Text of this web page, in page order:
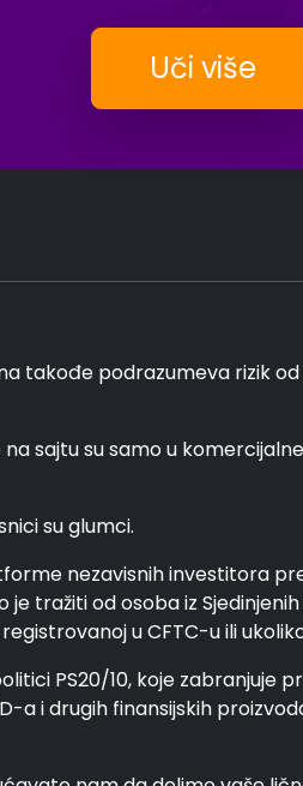
Uči više
takođe podrazumeva rizik
sajtu su samo u
su glumci.
nezavisnih investitora
tražiti od osoba iz
u CFTC-u ili
PS20/10, koje
a i drugih finansijskih